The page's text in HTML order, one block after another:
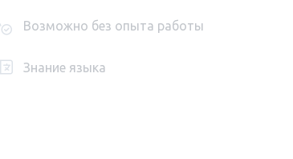
Возможно без опыта работы
Знание языка